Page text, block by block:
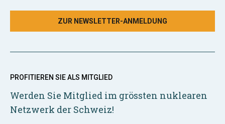
ZUR NEWSLETTER-ANMELDUNG
PROFITIEREN SIE ALS MITGLIED
Werden Sie Mitglied im grössten nuklearen
Netzwerk der Schweiz!